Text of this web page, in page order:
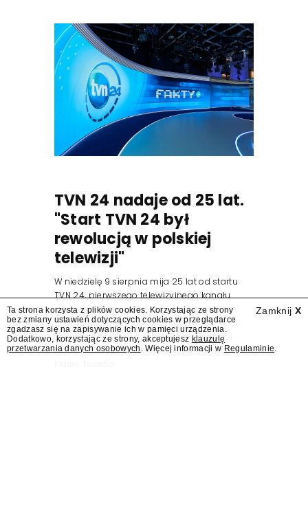
TVN 24 nadaje od 25 lat.
"Start TVN 24 był
rewolucją w polskiej
telewizji"
W niedzielę 9 sierpnia mija 25 lat od startu
TVN 24, pierwszego telewizyjnego kanału
informacyjnego w Polsce. Na ten dzień
zaplanowano finał urodzinowej trasy stacji
"Jesteśmy stąd". 25 lat TVN 24 dla Press.pl
podsumowują Jarosław Kuźniar, Tomasz Lis i
Zamknij X
Ta strona korzysta z plików cookies. Korzystając ze strony
bez zmiany ustawień dotyczących cookies w przeglądarce
zgadzasz się na zapisywanie ich w pamięci urządzenia.
Dodatkowo, korzystając ze strony, akceptujesz klauzulę
przetwarzania danych osobowych . Więcej informacji w Regulaminie.